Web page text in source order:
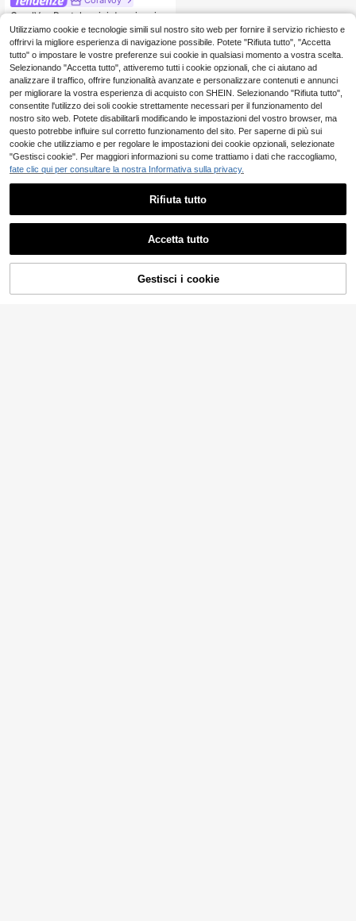
CoralVoy Pantaloncini da spiaggia
da uomo con stampa di piante tropi
cali, vita con coulisse e tasche, per
le vacanze
8 left
11.98€
Mostra articoli simili in magazzino Vedi Tutto
ESAURITO
Utilizziamo cookie e tecnologie simili sul nostro sito web per fornire il servizio richiesto e
offrirvi la migliore esperienza di navigazione possibile. Potete "Rifiuta tutto", "Accetta
tutto" o impostare le vostre preferenze sui cookie in qualsiasi momento a vostra scelta.
Selezionando "Accetta tutto", attiveremo tutti i cookie opzionali, che ci aiutano ad
analizzare il traffico, offrire funzionalità avanzate e personalizzare contenuti e annunci
per migliorare la vostra esperienza di acquisto con SHEIN. Selezionando "Rifiuta tutto",
consentite l'utilizzo dei soli cookie strettamente necessari per il funzionamento del
nostro sito web. Potete disabilitarli modificando le impostazioni del vostro browser, ma
questo potrebbe influire sul corretto funzionamento del sito. Per saperne di più sui
cookie che utilizziamo e per regolare le impostazioni dei cookie opzionali, selezionate
"Gestisci cookie". Per maggiori informazioni su come trattiamo i dati che raccogliamo,
fate clic qui per consultare la nostra Informativa sulla privacy.
Rifiuta tutto
Accetta tutto
Gestisci i cookie